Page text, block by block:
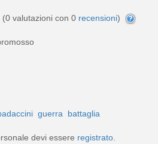
(0 valutazioni con 0 recensioni)
guerra battaglia
devi essere registrato.